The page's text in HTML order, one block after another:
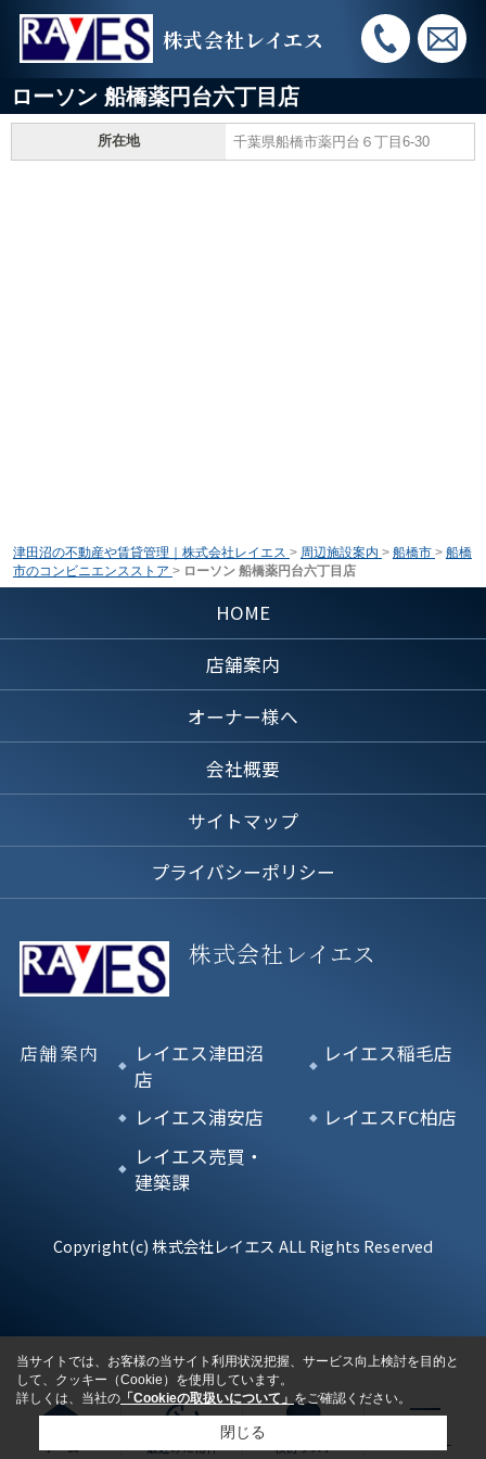
株式会社レイエス
ホーム 最近みた物件 検討リスト
ローソン 船橋薬円台六丁目店
所在地 千葉県船橋市薬円台６丁目6-30
津田沼の不動産や賃貸管理｜株式会社レイエス > 周辺施設案内 > 船橋市 > 船橋
市のコンビニエンスストア > ローソン 船橋薬円台六丁目店
HOME
店舗案内
オーナー様へ
会社概要
サイトマップ
プライバシーポリシー
株式会社レイエス
店舗案内
レイエス津田沼
店
レイエス稲毛店
レイエス浦安店
レイエスFC柏店
レイエス売買・
建築課
Copyright(c) 株式会社レイエス ALL Rights Reserved
当サイトでは、お客様の当サイト利用状況把握、サービス向上検討を目的と
して、クッキー（Cookie）を使用しています。
詳しくは、当社の 「Cookieの取扱いについて」 をご確認ください。
閉じる